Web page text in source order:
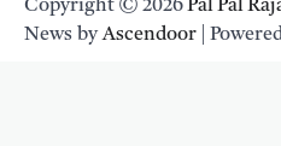
Copyright © 2026Pal Pal
News byAscendoor |